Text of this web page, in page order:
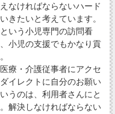
なければならないハード
きたいと考えています。
いう小児専門の訪問看
小児の支援でもかなり貢
療・介護従事者にアクセ
イレクトに自分のお願い
うのは、利用者さんにと
解決しなければならない